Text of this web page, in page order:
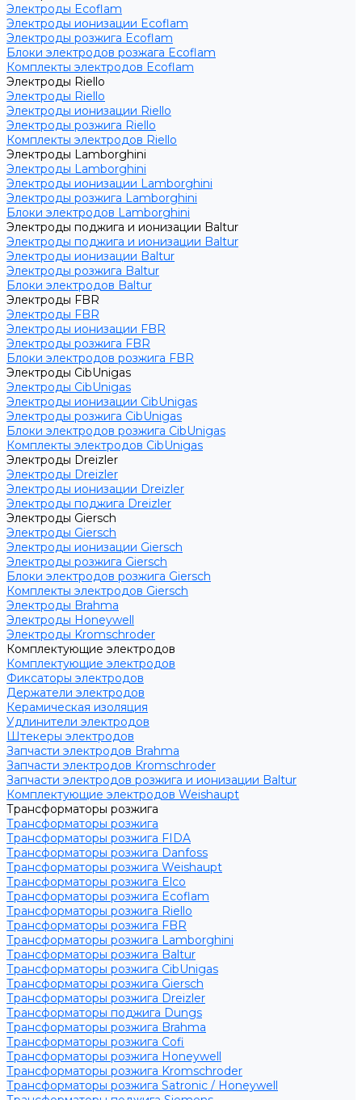
Электроды Ecoflam
Электроды ионизации Ecoflam
Электроды розжига Ecoflam
Блоки электродов розжага Ecoflam
Комплекты электродов Ecoflam
Электроды Riello
Электроды Riello
Электроды ионизации Riello
Электроды розжига Riello
Комплекты электродов Riello
Электроды Lamborghini
Электроды Lamborghini
Электроды ионизации Lamborghini
Электроды розжига Lamborghini
Блоки электродов Lamborghini
Электроды поджига и ионизации Baltur
Электроды поджига и ионизации Baltur
Электроды ионизации Baltur
Электроды розжига Baltur
Блоки электродов Baltur
Электроды FBR
Электроды FBR
Электроды ионизации FBR
Электроды розжига FBR
Блоки электродов розжига FBR
Электроды CibUnigas
Электроды CibUnigas
Электроды ионизации CibUnigas
Электроды розжига CibUnigas
Блоки электродов розжига CibUnigas
Комплекты электродов CibUnigas
Электроды Dreizler
Электроды Dreizler
Электроды ионизации Dreizler
Электроды поджига Dreizler
Электроды Giersch
Электроды Giersch
Электроды ионизации Giersch
Электроды розжига Giersch
Блоки электродов розжига Giersch
Комплекты электродов Giersch
Электроды Brahma
Электроды Honeywell
Электроды Kromschroder
Комплектующие электродов
Комплектующие электродов
Фиксаторы электродов
Держатели электродов
Керамическая изоляция
Удлинители электродов
Штекеры электродов
Запчасти электродов Brahma
Запчасти электродов Kromschroder
Запчасти электродов розжига и ионизации Baltur
Комплектующие электродов Weishaupt
Трансформаторы розжига
Трансформаторы розжига
Трансформаторы розжига FIDA
Трансформаторы розжига Danfoss
Трансформаторы розжига Weishaupt
Трансформаторы розжига Elco
Трансформаторы розжига Ecoflam
Трансформаторы розжига Riello
Трансформаторы розжига FBR
Трансформаторы розжига Lamborghini
Трансформаторы розжига Baltur
Трансформаторы розжига CibUnigas
Трансформаторы розжига Giersch
Трансформаторы розжига Dreizler
Трансформаторы поджига Dungs
Трансформаторы розжига Brahma
Трансформаторы розжига Cofi
Трансформаторы розжига Honeywell
Трансформаторы розжига Kromschroder
Трансформаторы розжига Satronic / Honeywell